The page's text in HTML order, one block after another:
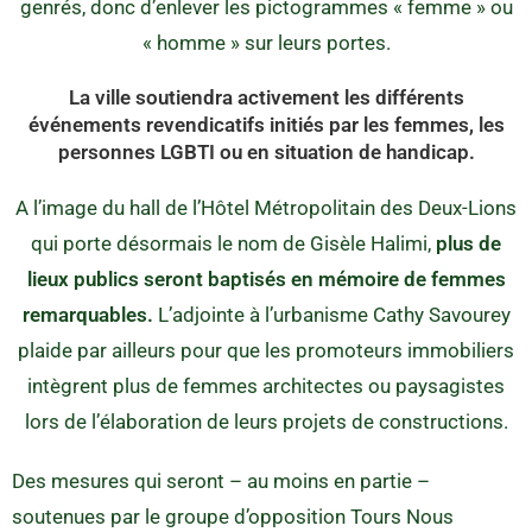
genrés, donc d’enlever les pictogrammes « femme » ou
« homme » sur leurs portes.
La ville soutiendra activement les différents
événements revendicatifs initiés par les femmes, les
personnes LGBTI ou en situation de handicap.
A l’image du hall de l’Hôtel Métropolitain des Deux-Lions
qui porte désormais le nom de Gisèle Halimi, plus de
lieux publics seront baptisés en mémoire de femmes
remarquables. L’adjointe à l’urbanisme Cathy Savourey
plaide par ailleurs pour que les promoteurs immobiliers
intègrent plus de femmes architectes ou paysagistes
lors de l’élaboration de leurs projets de constructions.
Des mesures qui seront – au moins en partie –
soutenues par le groupe d’opposition Tours Nous